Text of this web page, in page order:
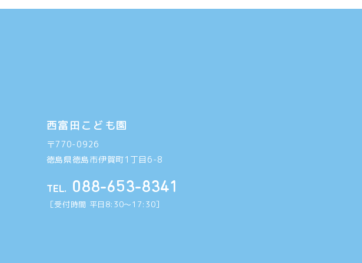
西富田こども園
〒770-0926
徳島県徳島市伊賀町1丁目6-8
TEL. 088-653-8341
［受付時間 平日8:30〜17:30］